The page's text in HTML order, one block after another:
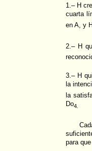
1.– H
cuarta
en A, y
2.– H
3.– H
la
la
Do4.
para